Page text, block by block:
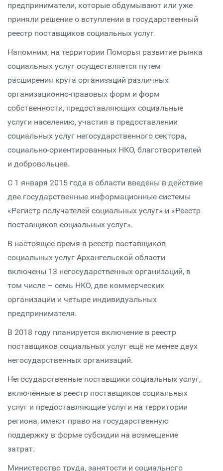
предприниматели, которые обдумывают или уже
приняли решение о вступлении в государственный
реестр поставщиков социальных услуг.
Напомним, на территории Поморья развитие рынка
социальных услуг осуществляется путем
расширения круга организаций различных
организационно-правовых форм и форм
собственности, предоставляющих социальные
услуги населению, участия в предоставлении
социальных услуг негосударственного сектора,
социально-ориентированных НКО, благотворителей
и добровольцев.
С 1 января 2015 года в области введены в действие
две государственные информационные системы
«Регистр получателей социальных услуг» и «Реестр
поставщиков социальных услуг».
В настоящее время в реестр поставщиков
социальных услуг Архангельской области
включены 13 негосударственных организаций, в
том числе – семь НКО, две коммерческих
организации и четыре индивидуальных
предпринимателя.
В 2018 году планируется включение в реестр
поставщиков социальных услуг ещё не менее двух
негосударственных организаций.
Негосударственные поставщики социальных услуг,
включённые в реестр поставщиков социальных
услуг и предоставляющие услуги на территории
региона, имеют право на государственную
поддержку в форме субсидии на возмещение
затрат.
Министерство труда, занятости и социального